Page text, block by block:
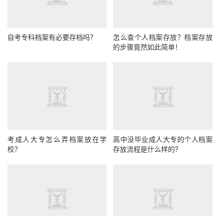
自考专科档案有必要存档吗？
怎么查个人档案存放？档案存放
的步骤竟然如此简单！
考成人大专怎么弄档案放在学
校？
高中没毕业成人大专的个人档案
存放流程是什么样的？